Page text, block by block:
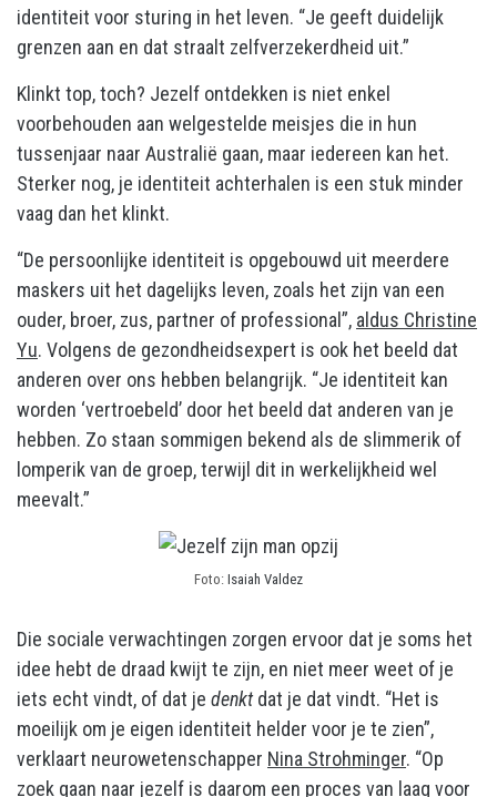
identiteit voor sturing in het leven. “Je geeft duidelijk
grenzen aan en dat straalt zelfverzekerdheid uit.”
Klinkt top, toch? Jezelf ontdekken is niet enkel
voorbehouden aan welgestelde meisjes die in hun
tussenjaar naar Australië gaan, maar iedereen kan het.
Sterker nog, je identiteit achterhalen is een stuk minder
vaag dan het klinkt.
“De persoonlijke identiteit is opgebouwd uit meerdere
maskers uit het dagelijks leven, zoals het zijn van een
ouder, broer, zus, partner of professional”, aldus Christine
Yu. Volgens de gezondheidsexpert is ook het beeld dat
anderen over ons hebben belangrijk. “Je identiteit kan
worden ‘vertroebeld’ door het beeld dat anderen van je
hebben. Zo staan sommigen bekend als de slimmerik of
lomperik van de groep, terwijl dit in werkelijkheid wel
meevalt.”
Foto: Isaiah Valdez
Die sociale verwachtingen zorgen ervoor dat je soms het
idee hebt de draad kwijt te zijn, en niet meer weet of je
iets echt vindt, of dat je denktdat je dat vindt. “Het is
moeilijk om je eigen identiteit helder voor je te zien”,
verklaart neurowetenschapper Nina Strohminger. “Op
zoek gaan naar jezelf is daarom een proces van laag voor